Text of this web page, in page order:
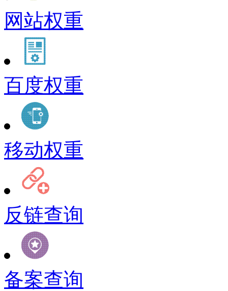
网站权重
百度权重
移动权重
反链查询
备案查询